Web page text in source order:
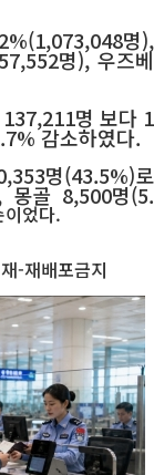
명),
명), 우즈베
명 보다 1
감소하였다.
명(43.5%)로
몽골 8,500명(5.
었다.
-재배포금지